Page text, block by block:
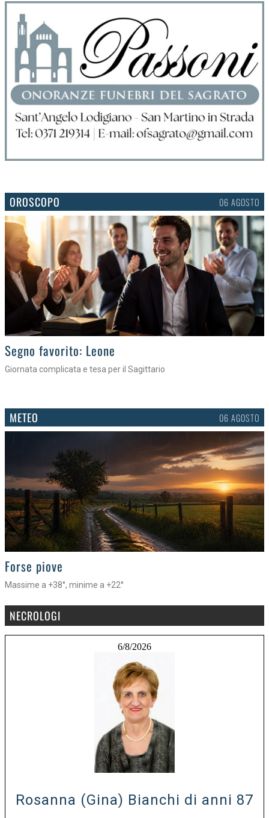
OROSCOPO 06 AGOSTO
>
Segno favorito: Leone
Giornata complicata e tesa per il Sagittario
METEO 06 AGOSTO
>
Forse piove
Massime a +38°, minime a +22°
NECROLOGI
6/8/2026
Rosanna (Gina) Bianchi di anni 87